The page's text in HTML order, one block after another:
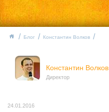
Блог Константин Волков
Константин Волков
Директор
24.01.2016